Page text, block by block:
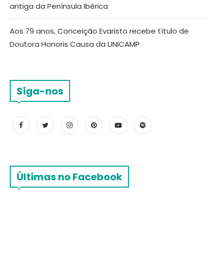
antiga da Península Ibérica
Aos 79 anos, Conceição Evaristo recebe título de
Doutora Honoris Causa da UNICAMP
Siga-nos
Últimas no Facebook